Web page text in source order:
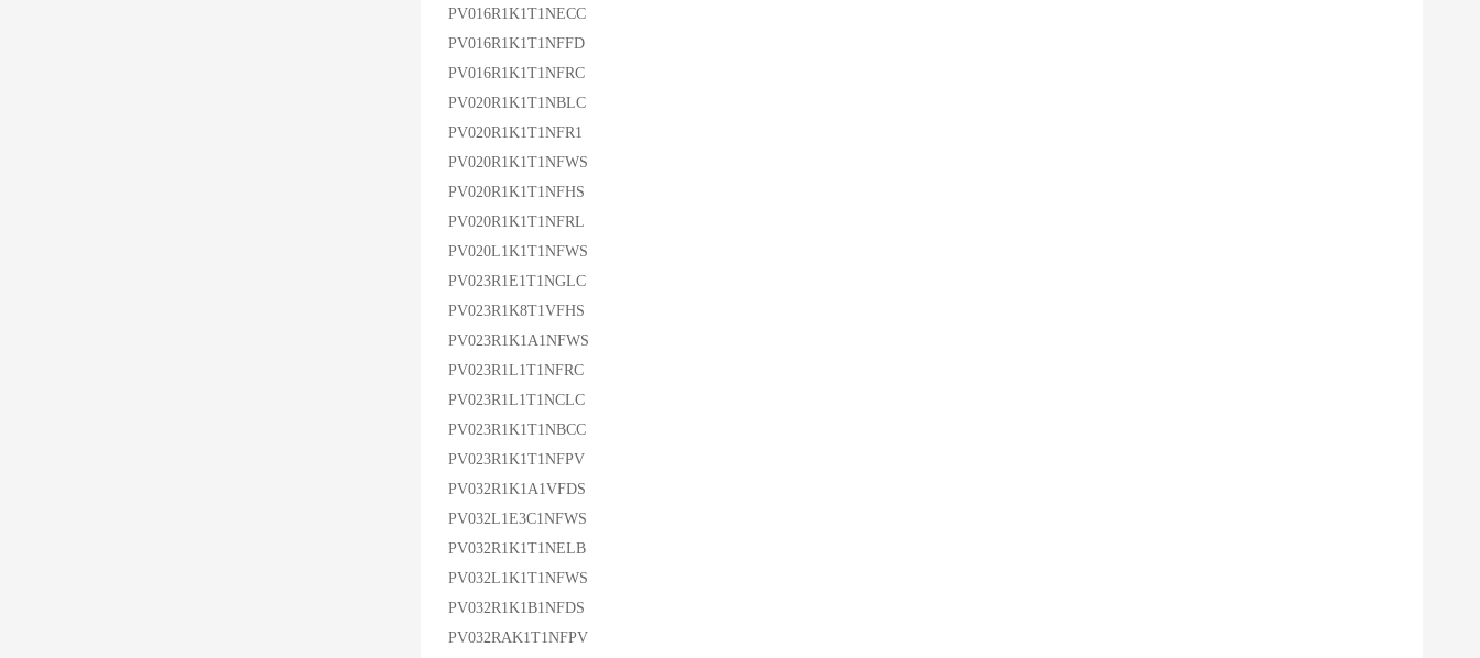
PV016R1K1T1NECC
PV016R1K1T1NFFD
PV016R1K1T1NFRC
PV020R1K1T1NBLC
PV020R1K1T1NFR1
PV020R1K1T1NFWS
PV020R1K1T1NFHS
PV020R1K1T1NFRL
PV020L1K1T1NFWS
PV023R1E1T1NGLC
PV023R1K8T1VFHS
PV023R1K1A1NFWS
PV023R1L1T1NFRC
PV023R1L1T1NCLC
PV023R1K1T1NBCC
PV023R1K1T1NFPV
PV032R1K1A1VFDS
PV032L1E3C1NFWS
PV032R1K1T1NELB
PV032L1K1T1NFWS
PV032R1K1B1NFDS
PV032RAK1T1NFPV